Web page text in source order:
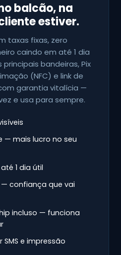
balcão, na
estiver.
taxas fixas, zero
caindo em até 1 dia
bandeiras, Pix
(NFC) e link de
garantia vitalícia —
e usa para sempre.
— mais lucro no seu
1 dia útil
confiança que vai
incluso — funciona
e impressão